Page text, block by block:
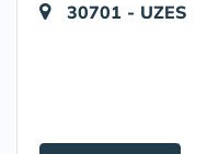
30701 - UZES